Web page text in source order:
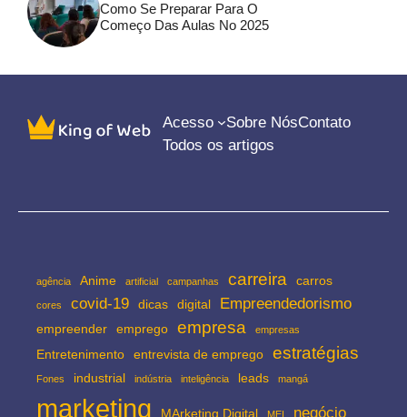
Como Se Preparar Para O
Começo Das Aulas No 2025
Acesso Sobre NósContato
Todos os artigos
agência Anime artificial campanhas carreira carros
cores covid-19 dicas digital Empreendedorismo
empreender emprego empresa empresas
Entretenimento entrevista de emprego estratégias
Fones industrial indústria inteligência leads mangá
marketing MArketing Digital MEI negócio